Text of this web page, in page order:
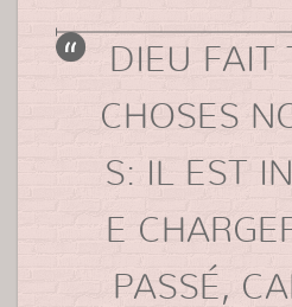
DIEU FAIT
CHOSES
S: IL EST
E
PASSÉ,